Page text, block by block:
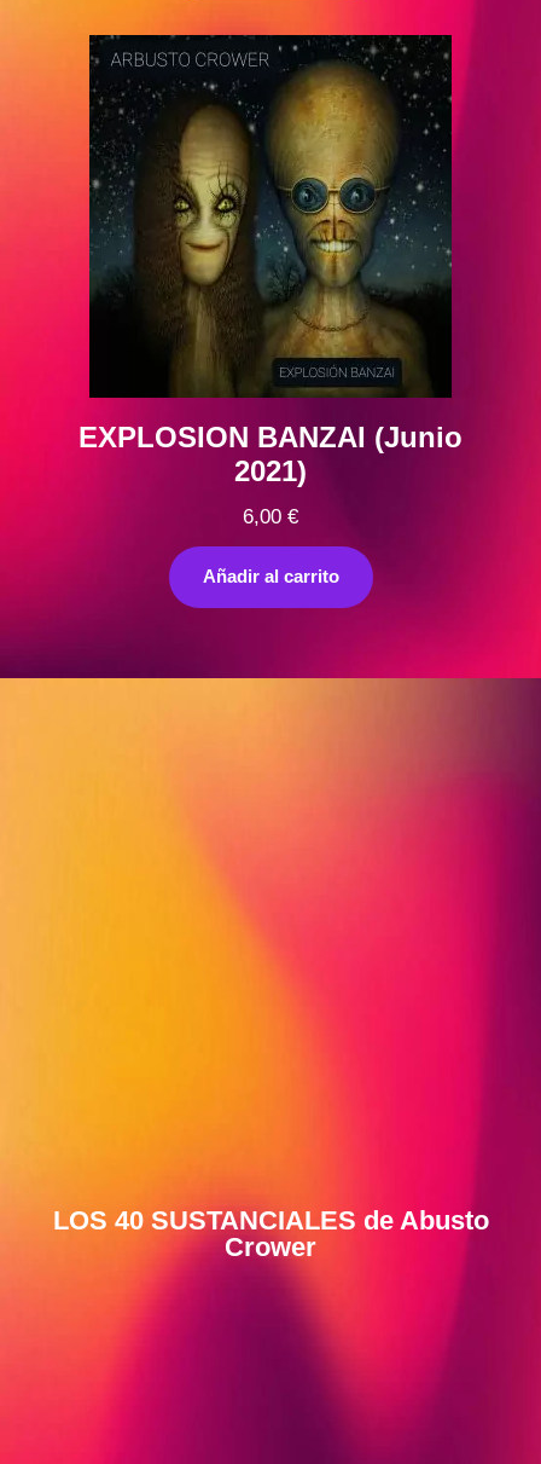
EXPLOSION BANZAI (Junio
2021)
6,00 €
Añadir al carrito
LOS 40 SUSTANCIALES de Abusto
Crower